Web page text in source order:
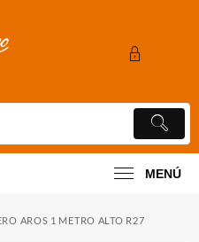
MENÚ
AROS 1 METRO ALTO R27